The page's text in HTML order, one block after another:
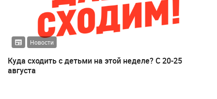
Новости
Куда сходить с детьми на этой неделе? С 20-25
августа